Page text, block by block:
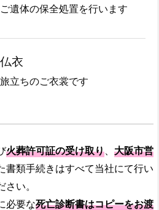
ご遺体の保全処置を行います
仏衣
旅立ちのご衣裳です
火葬許可証の受け取り、 大阪市営
書類手続きはすべて当社にて行い
い。
必要な死亡診断書はコピーをお渡